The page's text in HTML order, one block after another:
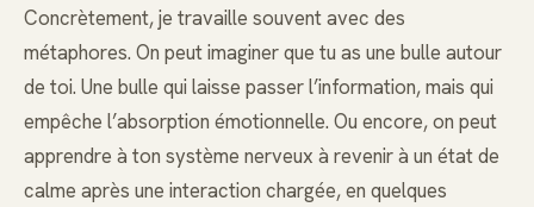
Concrètement, je travaille souvent avec des
métaphores. On peut imaginer que tu as une bulle autour
de toi. Une bulle qui laisse passer l’information, mais qui
empêche l’absorption émotionnelle. Ou encore, on peut
apprendre à ton système nerveux à revenir à un état de
calme après une interaction chargée, en quelques